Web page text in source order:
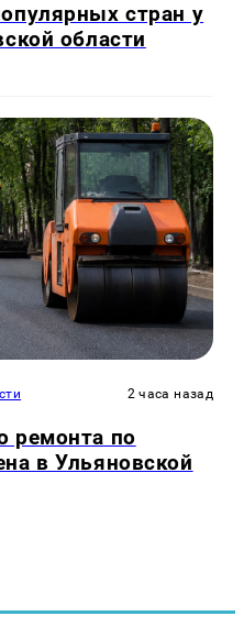
стран у
области
2 часа назад
ремонта по
в Ульяновской